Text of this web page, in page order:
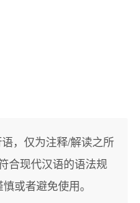
，仅为注释/解读之所
合现代汉语的语法规
或者避免使用。